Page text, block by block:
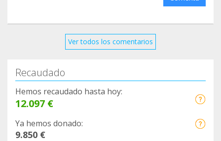
Ver todos los comentarios
Recaudado
Hemos recaudado hasta hoy:
12.097 €
Ya hemos donado:
9.850 €